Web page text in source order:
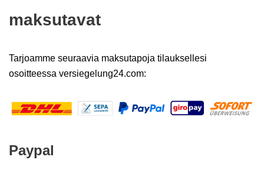
maksutavat
Tarjoamme seuraavia maksutapoja tilauksellesi
osoitteessa versiegelung24.com:
Paypal